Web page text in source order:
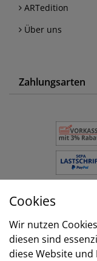
ARTedition
Über uns
Zahlungsarten
Versand
Cookies
Wir nutzen
diesen sind
diese Website